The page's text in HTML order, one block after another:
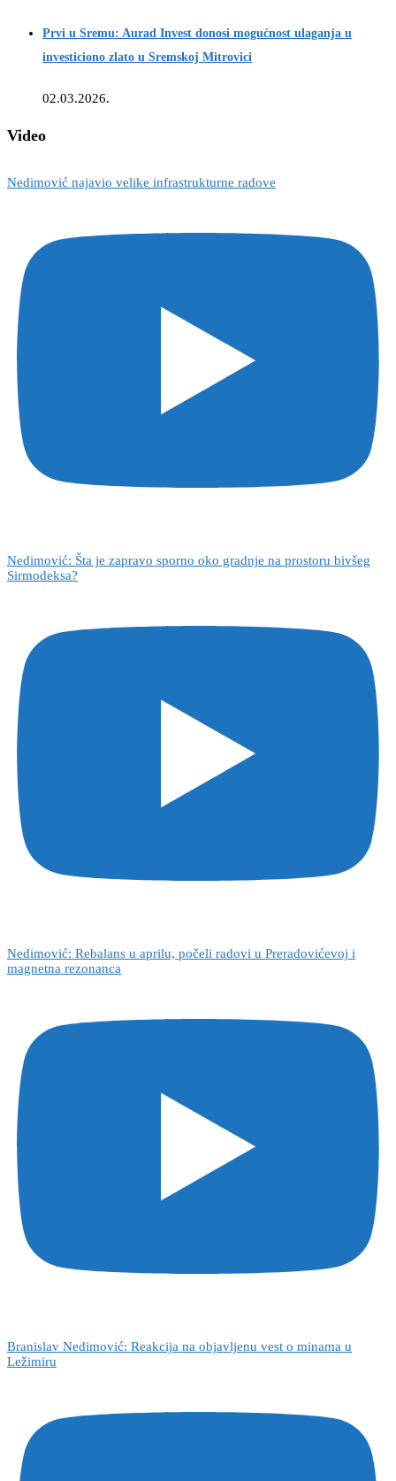
Prvi u Sremu: Aurad Invest donosi mogućnost ulaganja u
investiciono zlato u Sremskoj Mitrovici
02.03.2026.
Video
Nedimović najavio velike infrastrukturne radove
Nedimović: Šta je zapravo sporno oko gradnje na prostoru bivšeg
Sirmodeksa?
Nedimović: Rebalans u aprilu, počeli radovi u Preradovićevoj i
magnetna rezonanca
Branislav Nedimović: Reakcija na objavljenu vest o minama u
Ležimiru